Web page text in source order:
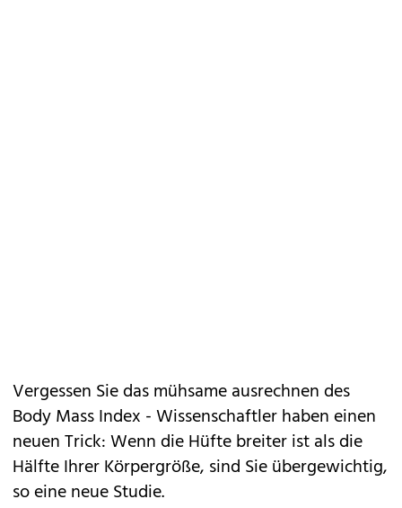
Vergessen Sie das mühsame ausrechnen des
Body Mass Index - Wissenschaftler haben einen
neuen Trick: Wenn die Hüfte breiter ist als die
Hälfte Ihrer Körpergröße, sind Sie übergewichtig,
so eine neue Studie.